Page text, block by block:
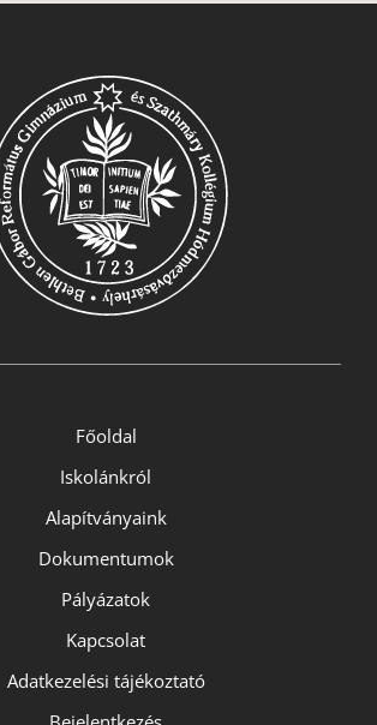
Főoldal
Iskolánkról
Alapítványaink
Dokumentumok
Pályázatok
Kapcsolat
Adatkezelési tájékoztató